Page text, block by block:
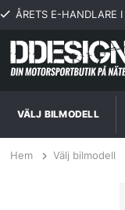
ÅRETS E-HANDLARE
VÄLJ BILMODELL
Hem Välj bilmodell